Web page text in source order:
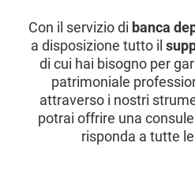
Con il servizio di banca
a disposizione tutto il
di cui hai bisogno per
patrimoniale
attraverso i nostri
potrai offrire una
risponda a tutte